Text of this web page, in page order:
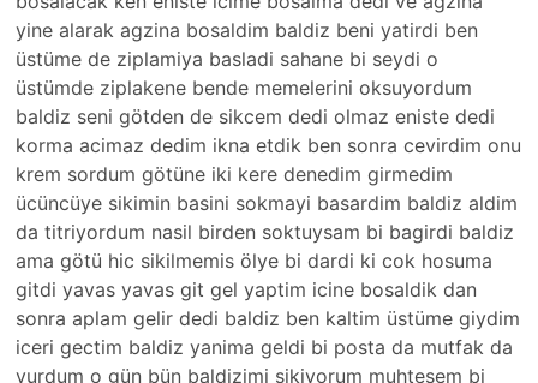
yine alarak agzina bosaldim baldiz beni yatirdi ben
üstüme de ziplamiya basladi sahane bi seydi o
üstümde ziplakene bende memelerini oksuyordum
baldiz seni götden de sikcem dedi olmaz eniste dedi
korma acimaz dedim ikna etdik ben sonra cevirdim onu
krem sordum götüne iki kere denedim girmedim
ücüncüye sikimin basini sokmayi basardim baldiz aldim
da titriyordum nasil birden soktuysam bi bagirdi baldiz
ama götü hic sikilmemis ölye bi dardi ki cok hosuma
gitdi yavas yavas git gel yaptim icine bosaldik dan
sonra aplam gelir dedi baldiz ben kaltim üstüme giydim
iceri gectim baldiz yanima geldi bi posta da mutfak da
vurdum o gün bün baldizimi sikiyorum muhtesem bi